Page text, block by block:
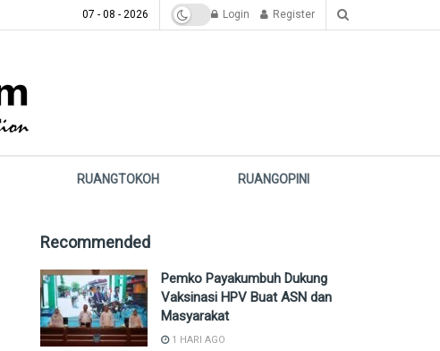
07 - 08 - 2026 Login Register
RUANGTOKOH RUANGOPINI
Recommended
Pemko Payakumbuh Dukung
Vaksinasi HPV Buat ASN dan
Masyarakat
1 HARI AGO